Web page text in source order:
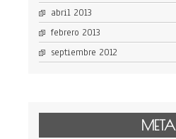
abril 2013
febrero 2013
septiembre 2012
META